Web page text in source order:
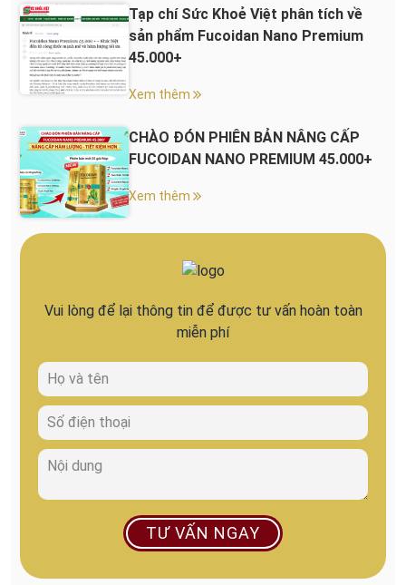
Tạp chí Sức Khoẻ Việt phân tích về
sản phẩm Fucoidan Nano Premium
45.000+
Xem thêm
CHÀO ĐÓN PHIÊN BẢN NÂNG CẤP
FUCOIDAN NANO PREMIUM 45.000+
Xem thêm
Vui lòng để lại thông tin để được tư vấn hoàn toàn
miễn phí
TƯ VẤN NGAY